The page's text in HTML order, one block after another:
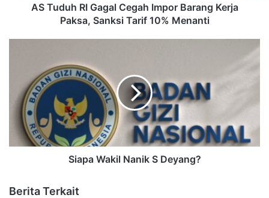
AS Tuduh RI Gagal Cegah Impor Barang Kerja
Paksa, Sanksi Tarif 10% Menanti
Siapa Wakil Nanik S Deyang?
Berita Terkait